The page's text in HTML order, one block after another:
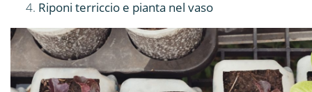
Riponi terriccio e pianta nel vaso